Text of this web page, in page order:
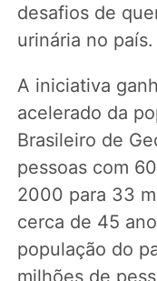
desafios de
urinária no país.
A iniciativa
acelerado da
Brasileiro de
pessoas com
2000 para 33
cerca de 45
população do
milhões de